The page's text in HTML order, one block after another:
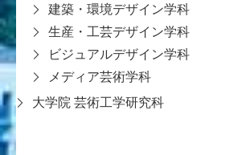
建築・環境デザイン学科
生産・工芸デザイン学科
ビジュアルデザイン学科
メディア芸術学科
大学院 芸術工学研究科
〒651-2196 神戸市西区学園西町8-1-1
8-1-1 Gakuennishi-machi,Nishi-ku,Kobe
651-2196 Japan
TEL:078-794-2112（代表）